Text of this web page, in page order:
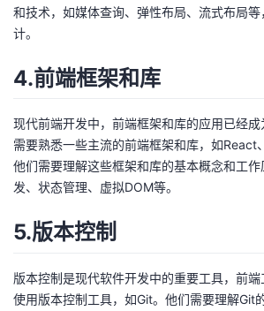
的
程
我
认
证
的
实
验
我
的
收
藏
的
技
支
持
我
的
声
建
议
和技术，如媒体查询、弹性布局、流式布局
计。
4.前端框架和库
现代前端开发中，前端框架和库的应用已经
需要熟悉一些主流的前端框架和库，如React
他们需要理解这些框架和库的基本概念和工
发、状态管理、虚拟DOM等。
5.版本控制
版本控制是现代软件开发中的重要工具，前
使用版本控制工具，如Git。他们需要理解Git